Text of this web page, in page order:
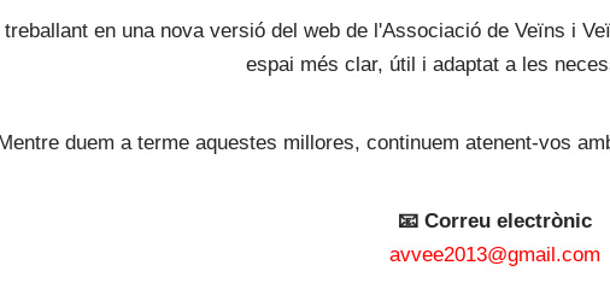
treballant en una nova versió del web de l'Associació de Veïns i
espai més clar, útil i adaptat a les
duem a terme aquestes millores, continuem atenent-vos
📧 Correu electrònic
avvee2013@gmail.com